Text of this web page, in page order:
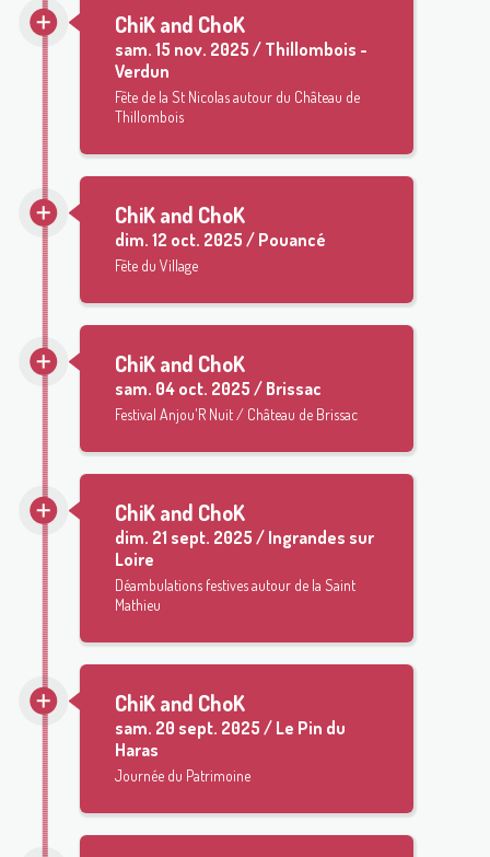
ChiK and ChoK
sam. 15 nov. 2025 / Thillombois -
Verdun
Fête de la St Nicolas autour du Château de
Thillombois
ChiK and ChoK
dim. 12 oct. 2025 / Pouancé
Fête du Village
ChiK and ChoK
sam. 04 oct. 2025 / Brissac
Festival Anjou'R Nuit / Château de Brissac
ChiK and ChoK
dim. 21 sept. 2025 / Ingrandes sur
Loire
Déambulations festives autour de la Saint
Mathieu
ChiK and ChoK
sam. 20 sept. 2025 / Le Pin du
Haras
Journée du Patrimoine